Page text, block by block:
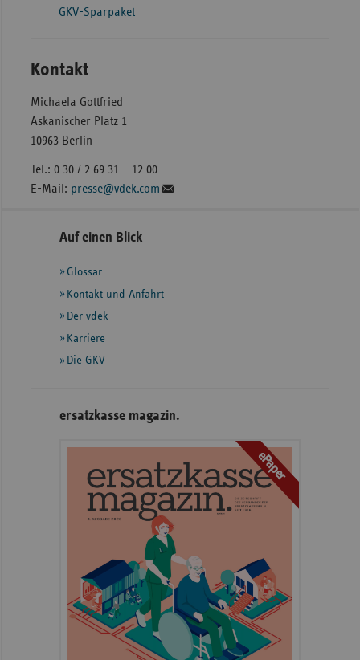
GKV-Sparpaket
Kontakt
Michaela Gottfried
Askanischer Platz 1
10963 Berlin
Tel.: 0 30 / 2 69 31 – 12 00
E-Mail: presse@vdek.com
Seitennavigation
Seitenleiste
weiteren
Informationen
Auf einen Blick
Glossar
Kontakt und Anfahrt
Der vdek
Karriere
Die GKV
ersatzkasse magazin.
ePaper